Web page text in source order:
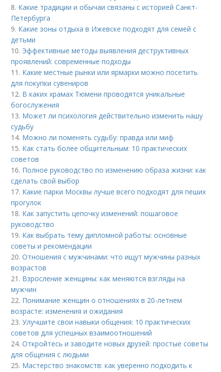
8. Какие традиции и обычаи связаны с историей Санкт-
Петербурга
9. Какие зоны отдыха в Ижевске подходят для семей с
детьми
10. Эффективные методы выявления деструктивных
проявлений: современные подходы
11. Какие местные рынки или ярмарки можно посетить
для покупки сувениров
12. В каких храмах Тюмени проводятся уникальные
богослужения
13. Может ли психология действительно изменить нашу
судьбу
14. Можно ли поменять судьбу: правда или миф
15. Как стать более общительным: 10 практических
советов
16. Полное руководство по изменению образа жизни: как
сделать свой выбор
17. Какие парки Москвы лучше всего подходят для пеших
прогулок
18. Как запустить цепочку изменений: пошаговое
руководство
19. Как выбрать тему дипломной работы: основные
советы и рекомендации
20.Отношения с мужчинами: что ищут мужчины разных
возрастов
21. Взросление женщины: как меняются взгляды на
мужчин
22. Понимание женщин о отношениях в 20-летнем
возрасте: изменения и ожидания
23.Улучшите свои навыки общения: 10 практических
советов для успешных взаимоотношений
24.Откройтесь и заводите новых друзей: простые советы
для общения с людьми
25. Мастерство знакомств: как уверенно подходить к